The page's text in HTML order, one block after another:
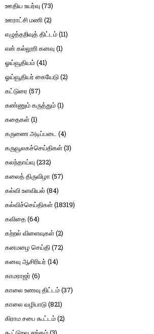
ஊதிய உயர்வு (73)
ஊராட்சி மணி(2)
எழுத்தறிவுத் திட்டம்(11)
என் கல்லூரி கனவு (1)
ஓய்வூதியம்(41)
ஓய்வூதியர் கையேடு(2)
கட்டுரை (57)
கண்ணும் கருத்தும்(1)
கதைகள்(1)
கருணை அடிப்படை (4)
கருவூலகச்செய்திகள்(3)
கலந்தாய்வு (232)
கலைத் திருவிழா (57)
கல்வி உளவியல் (84)
கல்விச்செய்திகள்(18319)
கவிதை(64)
கற்றல் விளைவுகள்(2)
கனமழை செய்தி(72)
கனவு ஆசிரியர் (14)
காமராஜர் (6)
காலை உணவு திட்டம்(37)
காலை வழிபாடு(821)
கிராம சபை கூட்டம்(2)